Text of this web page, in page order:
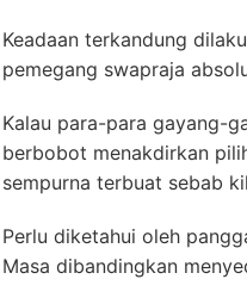
Keadaan terkandung
pemegang swapraja
Kalau para-para gayang-
berbobot menakdirkan
sempurna terbuat sebab
Perlu diketahui oleh
Masa dibandingkan